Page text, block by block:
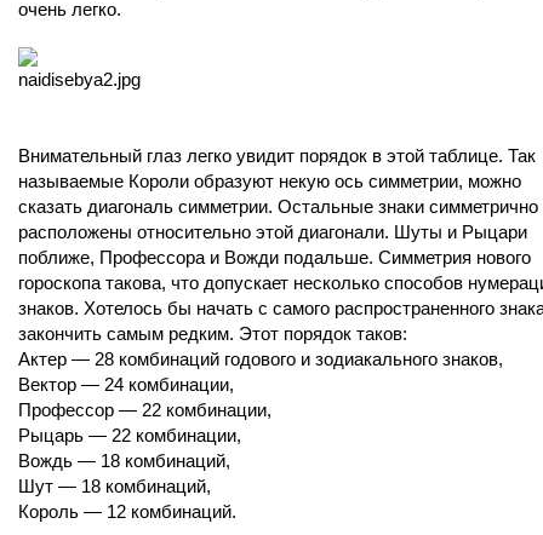
очень легко.
Внимательный глаз легко увидит порядок в этой таблице. Так
называемые Короли образуют некую ось симметрии, можно
сказать диагональ симметрии. Остальные знаки симметрично
расположены относительно этой диагонали. Шуты и Рыцари
поближе, Профессора и Вожди подальше. Симметрия нового
гороскопа такова, что допускает несколько способов
знаков. Хотелось бы начать с самого распространенного
закончить самым редким. Этот порядок таков:
Актер — 28 комбинаций годового и зодиакального знаков,
Вектор — 24 комбинации,
Профессор — 22 комбинации,
Рыцарь — 22 комбинации,
Вождь — 18 комбинаций,
Шут — 18 комбинаций,
Король — 12 комбинаций.